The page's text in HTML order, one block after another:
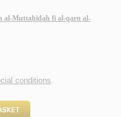
al-Muttaḥidah fī al-qarn al-
conditions.